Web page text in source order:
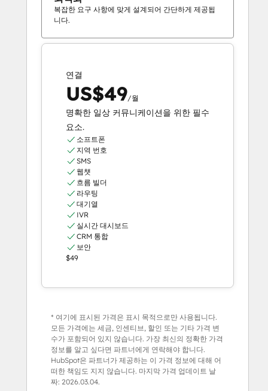
복잡한 요구 사항에 맞게 설계되어 간단하게 제공됩
니다.
연결
US$49/월
명확한 일상 커뮤니케이션을 위한 필수
요소.
소프트폰
지역 번호
SMS
웹챗
흐름 빌더
라우팅
대기열
IVR
실시간 대시보드
CRM 통합
보안
$49
* 여기에 표시된 가격은 표시 목적으로만 사용됩니다.
모든 가격에는 세금, 인센티브, 할인 또는 기타 가격 변
수가 포함되어 있지 않습니다. 가장 최신의 정확한 가격
정보를 알고 싶다면 파트너에게 연락해야 합니다.
HubSpot은 파트너가 제공하는 이 가격 정보에 대해 어
떠한 책임도 지지 않습니다. 마지막 가격 업데이트 날
짜: 2026.03.04.